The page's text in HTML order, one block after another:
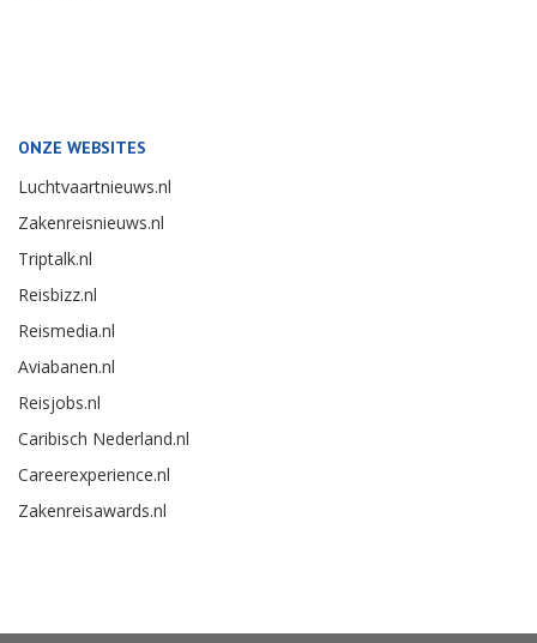
ONZE WEBSITES
Luchtvaartnieuws.nl
Zakenreisnieuws.nl
Triptalk.nl
Reisbizz.nl
Reismedia.nl
Aviabanen.nl
Reisjobs.nl
Caribisch Nederland.nl
Careerexperience.nl
Zakenreisawards.nl